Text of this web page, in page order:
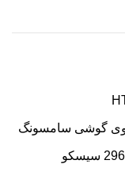
گوشی سامسونگ